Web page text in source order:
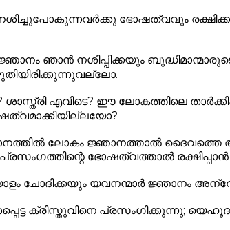
ഭോഷത്വവും
ഞാൻ നശിപ്പിക്കയും
ശാസ്ത്രി എവിടെ? ഈ ലോകത്തിലെ
ലോകം ജ്ഞാനത്താൽ
ഭോഷത്വത്താൽ
ചോദിക്കയും യവനന്മാർ ജ്ഞാനം
ക്രിസ്തുവിനെ പ്രസംഗിക്കുന്നു;